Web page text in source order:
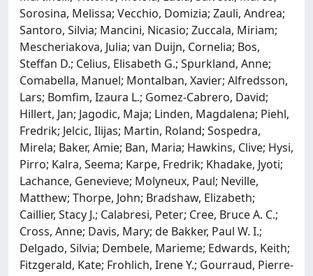
Sorosina, Melissa; Vecchio, Domizia; Zauli, Andrea;
Santoro, Silvia; Mancini, Nicasio; Zuccala, Miriam;
Mescheriakova, Julia; van Duijn, Cornelia; Bos,
Steffan D.; Celius, Elisabeth G.; Spurkland, Anne;
Comabella, Manuel; Montalban, Xavier; Alfredsson,
Lars; Bomfim, Izaura L.; Gomez-Cabrero, David;
Hillert, Jan; Jagodic, Maja; Linden, Magdalena; Piehl,
Fredrik; Jelcic, Ilijas; Martin, Roland; Sospedra,
Mirela; Baker, Amie; Ban, Maria; Hawkins, Clive; Hysi,
Pirro; Kalra, Seema; Karpe, Fredrik; Khadake, Jyoti;
Lachance, Genevieve; Molyneux, Paul; Neville,
Matthew; Thorpe, John; Bradshaw, Elizabeth;
Caillier, Stacy J.; Calabresi, Peter; Cree, Bruce A. C.;
Cross, Anne; Davis, Mary; de Bakker, Paul W. I.;
Delgado, Silvia; Dembele, Marieme; Edwards, Keith;
Fitzgerald, Kate; Frohlich, Irene Y.; Gourraud, Pierre-